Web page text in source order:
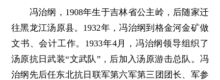
冯治纲，1908年生于吉林省公主岭，后随家迁
往黑龙江汤原县。1932年，冯治纲到格金河金矿做
文书、会计工作。1933年4月，冯治纲领导组织了
汤原抗日武装“文武队”，后加入汤原游击总队。冯
治纲先后任东北抗日联军第六军第三团团长、军参